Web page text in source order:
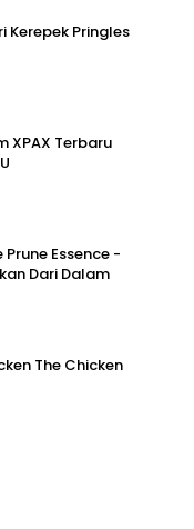
Kerepek Pringles
XPAX Terbaru
Prune Essence -
Dari Dalam
The Chicken